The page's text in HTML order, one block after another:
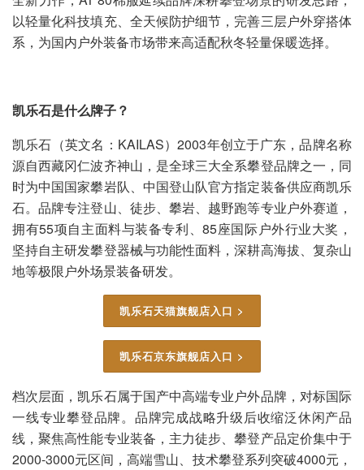
以轻量化科技填充、全天候防护细节，完善三层户外穿搭体
系，为国内户外装备市场带来高适配秋冬轻量保暖选择。
凯乐石是什么牌子？
凯乐石（英文名：KAILAS）2003年创立于广东，品牌名称
源自西藏冈仁波齐神山，是全球三大全系攀登品牌之一，同
时为中国国家攀岩队、中国登山队官方指定装备供应商凯乐
石。品牌专注登山、徒步、攀岩、越野跑等专业户外赛道，
拥有55项自主面料与装备专利、85座国际户外行业大奖，
坚持自主研发攀登器械与功能性面料，深耕高海拔、复杂山
地等极限户外场景装备研发。
凯乐石天猫旗舰店入口 >
凯乐石京东旗舰店入口 >
档次层面，凯乐石属于国产中高端专业户外品牌，对标国际
一线专业攀登品牌。品牌完成战略升级后收缩泛休闲产品
线，聚焦高性能专业装备，主力徒步、攀登产品定价集中于
2000-3000元区间，高端雪山、技术攀登系列突破4000元，